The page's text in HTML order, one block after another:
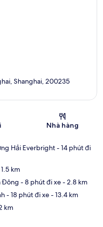
đồ
Shanghai, 200235
Nhà hàng
Hải Everbright- 14 phút đi
km
Đông - 8 phút đi xe- 2.8 km
- 18 phút đi xe- 13.4 km
km